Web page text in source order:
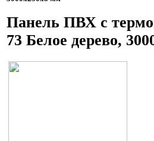
Панель ПВХ с
73 Белое дерево,